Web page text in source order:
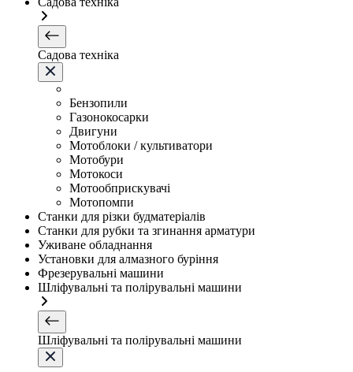
Садова техніка
Бензопили
Газонокосарки
Двигуни
Мотоблоки / культиватори
Мотобури
Мотокоси
Мотообприскувачі
Мотопомпи
Станки для різки будматеріалів
Станки для рубки та згинання арматури
Уживане обладнання
Установки для алмазного буріння
Фрезерувальні машини
Шліфувальні та полірувальні машини
Шліфувальні та полірувальні машини